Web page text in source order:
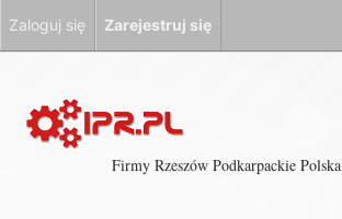
Firmy Rzeszów Podkarpackie Polska
Zaloguj się Zarejestruj się